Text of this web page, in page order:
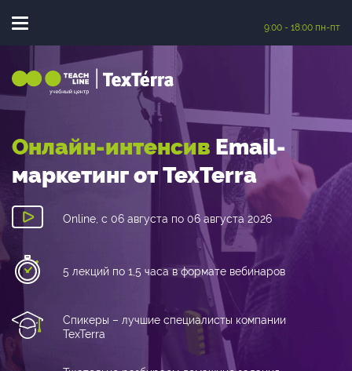
9:00 - 18:00 пн-пт
|
Онлайн-интенсив Email-
маркетингот TexTerra
Online, с 06 августа по 06 августа 2026
5 лекций по 1,5 часа в формате вебинаров
Спикеры – лучшие специалисты компании
TexTerra